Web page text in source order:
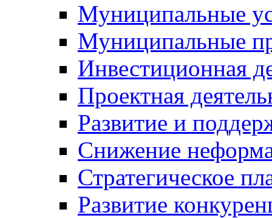
Муниципальные
Муниципальные
Инвестиционная
Проектная
Развитие и
Снижение
Стратегическое
Развитие